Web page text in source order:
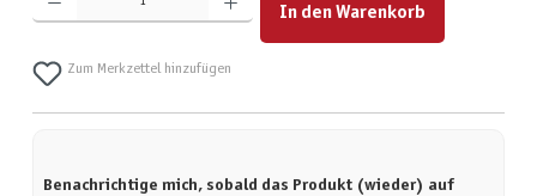
In den Warenkorb
Zum Merkzettel hinzufügen
Benachrichtige mich, sobald das Produkt (wieder) auf